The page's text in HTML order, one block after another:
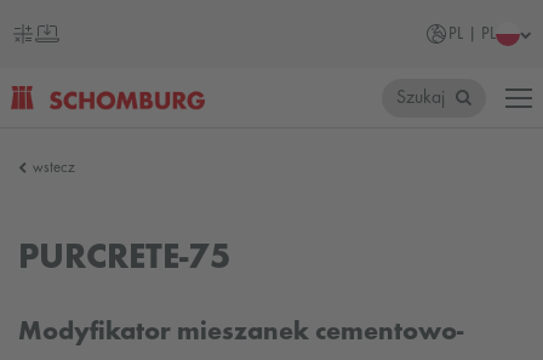
PL | PL
Szukaj
wstecz
PURCRETE-75
Modyfikator mieszanek cementowo-